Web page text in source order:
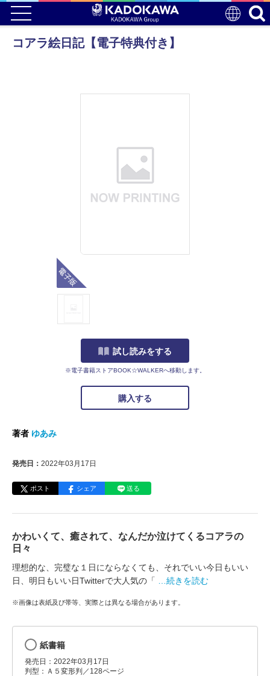
コアラ絵日記【電子特典付き】
試し読みをする
※電子書籍ストアBOOK☆WALKERへ移動します。
購入する
著者 ゆあみ
発売日： 2022年03月17日
ポスト シェア 送る
かわいくて、癒されて、なんだか泣けてくるコアラの
日々
理想的な、完璧な１日にならなくても、それでいい今日もいい
日、明日もいい日Twitterで大人気の「
…続きを読む
※画像は表紙及び帯等、実際とは異なる場合があります。
紙書籍
発売日：2022年03月17日
判型：Ａ５変形判／128ページ